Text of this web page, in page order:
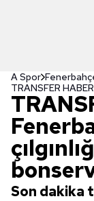
A Spor
Son dakika